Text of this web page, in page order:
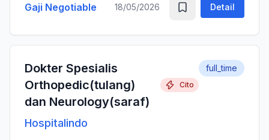
Gaji Negotiable 18/05/2026 Detail
Dokter Spesialis
Orthopedic(tulang)
dan Neurology(saraf)
Cito
Hospitalindo
full_time